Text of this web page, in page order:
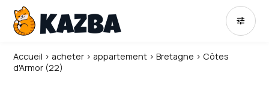
tune
Accueil › acheter › appartement ›Bretagne ›Côtes
d'Armor (22)